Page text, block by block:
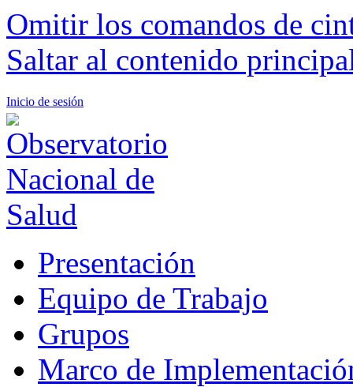
Omitir los comandos de
Saltar al contenido
Inicio de sesión
Presentación
Equipo de Trabajo
Grupos
Marco de